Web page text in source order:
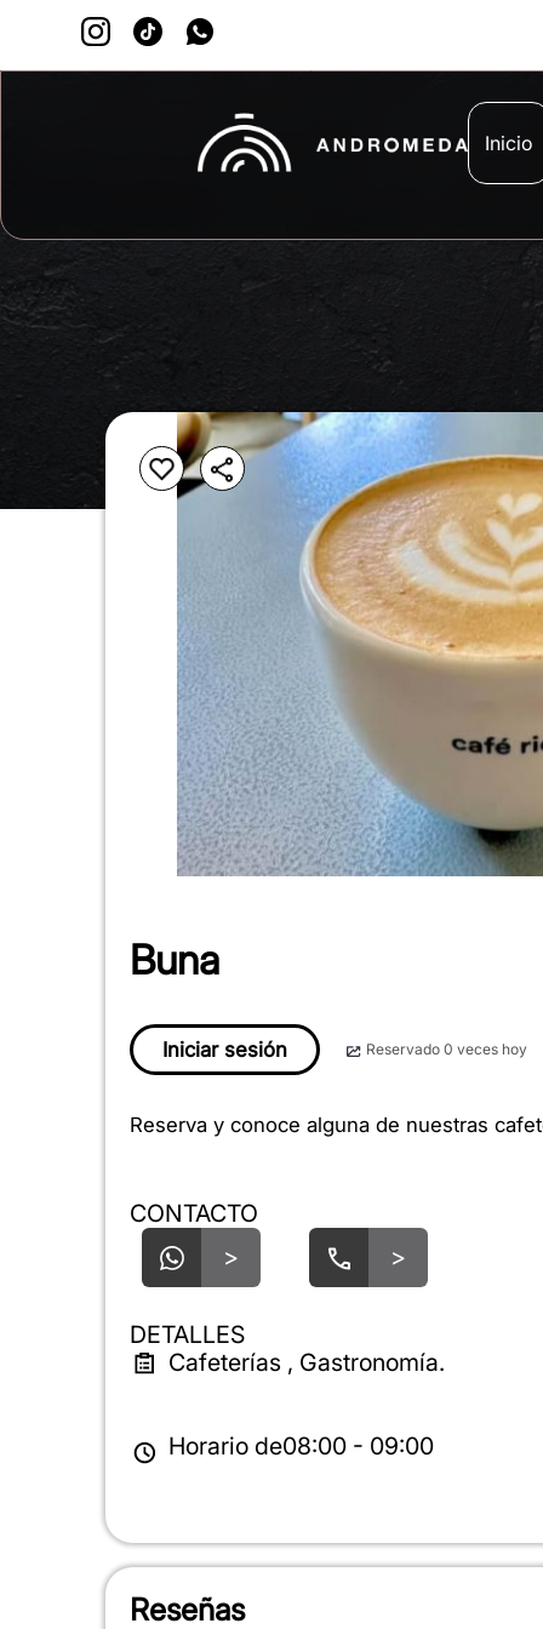
Inicio
Buna
Iniciar sesión Reservado 0 veces hoy
Reserva y conoce alguna de nuestras
CONTACTO
>
>
DETALLES
Cafeterías , Gastronomía.
Horario de08:00 - 09:00
Reseñas